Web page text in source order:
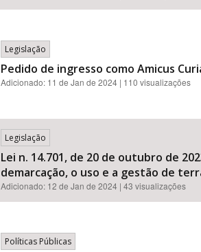
Legislação
Pedido de ingresso como Amicus
Adicionado: 11 de Jan de 2024 | 110 visualizações
Legislação
Lei n. 14.701, de 20 de outubro de
demarcação, o uso e a gestão de
Adicionado: 12 de Jan de 2024 | 43 visualizações
Políticas Públicas